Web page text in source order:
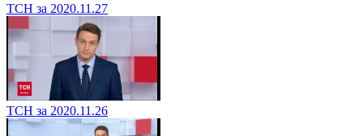
ТСН за 2020.11.27
ТСН за 2020.11.26